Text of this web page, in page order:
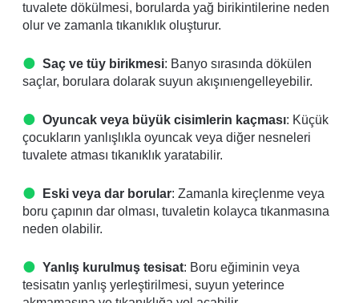
tuvalete dökülmesi, borularda yağ birikintilerine neden
olur ve zamanla tıkanıklık oluşturur.
Saç ve tüy birikmesi: Banyo sırasında dökülen
saçlar, borulara dolarak suyun akışınıengelleyebilir.
Oyuncak veya büyük cisimlerin kaçması: Küçük
çocukların yanlışlıkla oyuncak veya diğer nesneleri
tuvalete atması tıkanıklık yaratabilir.
Eski veya dar borular: Zamanla kireçlenme veya
boru çapının dar olması, tuvaletin kolayca tıkanmasına
neden olabilir.
Yanlış kurulmuş tesisat: Boru eğiminin veya
tesisatın yanlış yerleştirilmesi, suyun yeterince